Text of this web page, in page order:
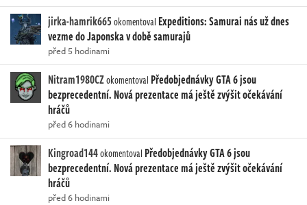
jirka-hamrik665okomentoval Expeditions: Samurai nás už dnes
vezme do Japonska v době samurajů
před 5 hodinami
Nitram1980CZokomentoval Předobjednávky GTA 6 jsou
bezprecedentní. Nová prezentace má ještě zvýšit očekávání
hráčů
před 6 hodinami
Kingroad144okomentoval Předobjednávky GTA 6 jsou
bezprecedentní. Nová prezentace má ještě zvýšit očekávání
hráčů
před 6 hodinami